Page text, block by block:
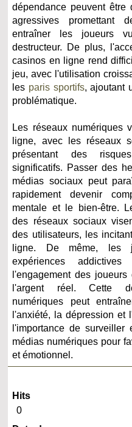
dépendance peuvent être
agressives promettant
entraîner les joueurs
destructeur. De plus,
casinos en ligne rend
jeu, avec l'utilisation
les paris sportifs, ajoutant
problématique.
Les réseaux numériques
ligne, avec les réseaux
présentant des
significatifs. Passer des
médias sociaux peut
rapidement devenir
mentale et le bien-être.
des réseaux sociaux
des utilisateurs, les
ligne. De même, les
expériences
l'engagement des
l'argent réel. Cette
numériques peut
l'anxiété, la dépression et
l'importance de
médias numériques pour
et émotionnel.
Hits
0